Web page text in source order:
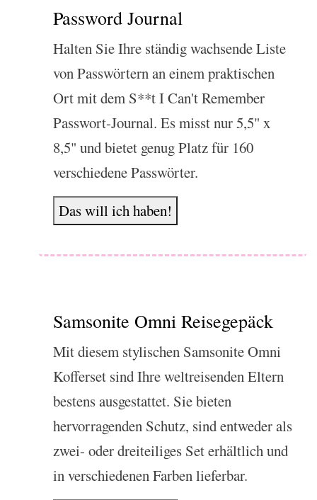
Password Journal
Halten Sie Ihre ständig wachsende Liste
von Passwörtern an einem praktischen
Ort mit dem S**t I Can't Remember
Passwort-Journal. Es misst nur 5,5" x
8,5" und bietet genug Platz für 160
verschiedene Passwörter.
Das will ich haben!
Samsonite Omni Reisegepäck
Mit diesem stylischen Samsonite Omni
Kofferset sind Ihre weltreisenden Eltern
bestens ausgestattet. Sie bieten
hervorragenden Schutz, sind entweder als
zwei- oder dreiteiliges Set erhältlich und
in verschiedenen Farben lieferbar.